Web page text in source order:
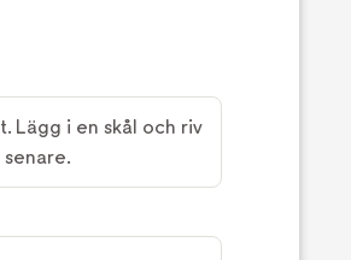
Lägg i en skål och riv